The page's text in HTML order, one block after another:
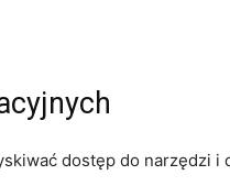
dostęp do narzędzi i